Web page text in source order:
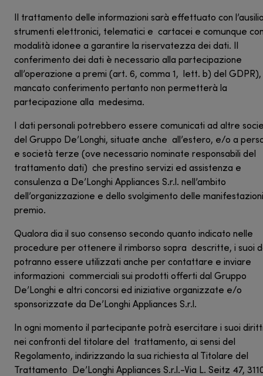
Il trattamento delle informazioni sarà effettuato con
strumenti elettronici, telematici e cartacei e comunque
modalità idonee a garantire la riservatezza dei dati. Il
conferimento dei dati è necessario alla partecipazione
all’operazione a premi (art. 6, comma 1, lett. b) del GDPR),
mancato conferimento pertanto non permetterà la
partecipazione alla medesima.
I dati personali potrebbero essere comunicati ad altre
del Gruppo De’Longhi, situate anche all’estero, e/o a
e società terze (ove necessario nominate responsabili del
trattamento dati) che prestino servizi ed assistenza e
consulenza a De’Longhi Appliances S.r.l. nell’ambito
dell’organizzazione e dello svolgimento delle
premio.
Qualora dia il suo consenso secondo quanto indicato nelle
procedure per ottenere il rimborso sopra descritte, i suoi
potranno essere utilizzati anche per contattare e inviare
informazioni commerciali sui prodotti offerti dal Gruppo
De’Longhi e altri concorsi ed iniziative organizzate e/o
sponsorizzate da De’Longhi Appliances S.r.l.
In ogni momento il partecipante potrà esercitare i suoi
nei confronti del titolare del trattamento, ai sensi del
Regolamento, indirizzando la sua richiesta al Titolare del
Trattamento De’Longhi Appliances S.r.l.-Via L. Seitz 47,